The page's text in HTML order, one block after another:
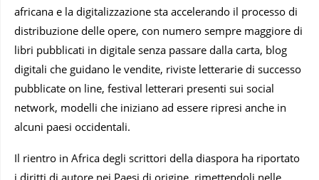
africana e la digitalizzazione sta accelerando il processo di
distribuzione delle opere, con numero sempre maggiore di
libri pubblicati in digitale senza passare dalla carta, blog
digitali che guidano le vendite, riviste letterarie di successo
pubblicate on line, festival letterari presenti sui social
network, modelli che iniziano ad essere ripresi anche in
alcuni paesi occidentali.
Il rientro in Africa degli scrittori della diaspora ha riportato
i diritti di autore nei Paesi di origine, rimettendoli nelle